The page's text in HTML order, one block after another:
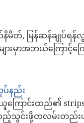
ယ်နိမိတ်, မြန်ဆန်ချုပ်
းမှာအဘယ်ကြောင့်ကြ
ပ်နည်း
ြောင်းထည်၏
ည့်သွင်းဖို့တလမ်းတည်း